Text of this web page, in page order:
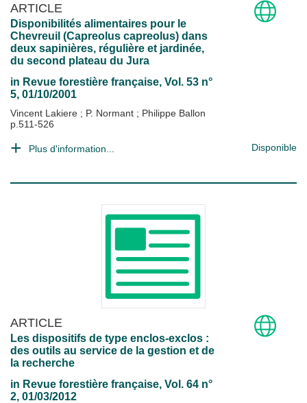
ARTICLE
Disponibilités alimentaires pour le
Chevreuil (Capreolus capreolus) dans
deux sapinières, régulière et jardinée,
du second plateau du Jura
in Revue forestière française, Vol. 53 n°
5, 01/10/2001
Vincent Lakiere ; P. Normant ; Philippe Ballon
p.511-526
Plus d'information... Disponible
ARTICLE
Les dispositifs de type enclos-exclos :
des outils au service de la gestion et de
la recherche
in Revue forestière française, Vol. 64 n°
2, 01/03/2012